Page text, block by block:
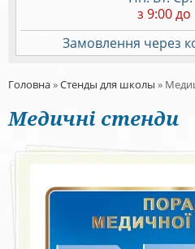
з 9:00 до
Замовлення через
Головна»Стенды для школы »
Медичні стенди